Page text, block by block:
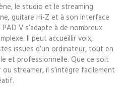
le studio et le streaming
guitare Hi-Z et à son interface
V s’adapte à de nombreux
Il peut accueillir voix,
issues d’un ordinateur, tout en
et professionnelle. Que ce soit
streamer, il s’intègre facilement